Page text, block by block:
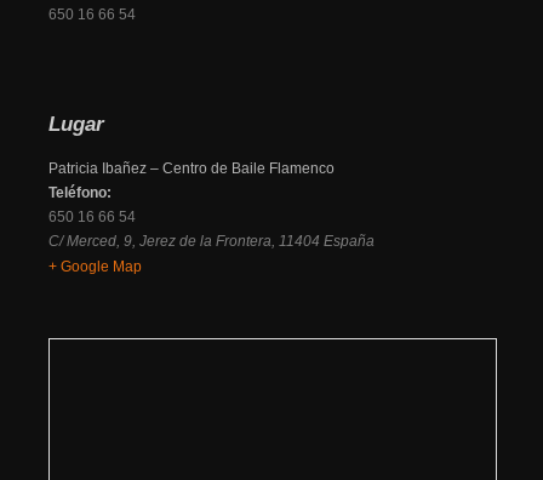
650 16 66 54
Lugar
Patricia Ibañez – Centro de Baile Flamenco
Teléfono:
650 16 66 54
C/ Merced, 9, Jerez de la Frontera, 11404 España
+ Google Map